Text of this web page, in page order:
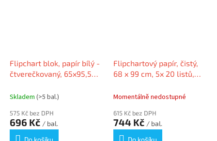
Flipchart blok, papír bílý -
čtverečkovaný, 65x95,5
Skladem (>5 bal.)
575 Kč bez DPH
696 Kč / bal.
Do košíku
Flipchartový papír, čistý,
68 x 99 cm, 5x 20 listů,
Momentálně nedostupné
615 Kč bez DPH
744 Kč / bal.
Do košíku